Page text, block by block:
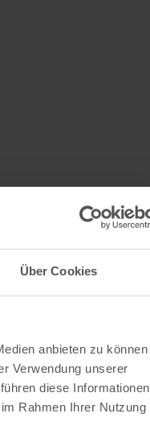
Über Cookies
anbieten zu können
Verwendung unserer
diese Informationen
Rahmen Ihrer Nutzung